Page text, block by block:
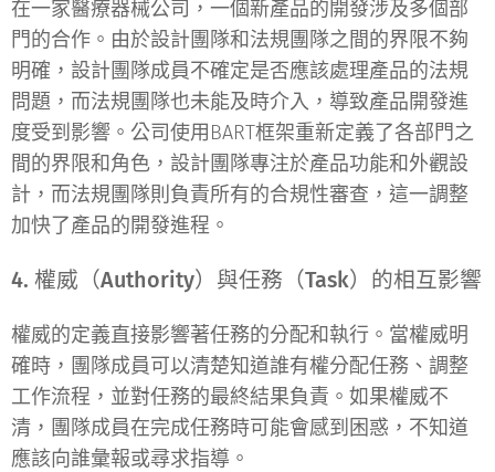
在一家醫療器械公司，一個新產品的開發涉及多個部
門的合作。由於設計團隊和法規團隊之間的界限不夠
明確，設計團隊成員不確定是否應該處理產品的法規
問題，而法規團隊也未能及時介入，導致產品開發進
度受到影響。公司使用BART框架重新定義了各部門之
間的界限和角色，設計團隊專注於產品功能和外觀設
計，而法規團隊則負責所有的合規性審查，這一調整
加快了產品的開發進程。
4. 權威（Authority）與任務（Task）的相互影響
權威的定義直接影響著任務的分配和執行。當權威明
確時，團隊成員可以清楚知道誰有權分配任務、調整
工作流程，並對任務的最終結果負責。如果權威不
清，團隊成員在完成任務時可能會感到困惑，不知道
應該向誰彙報或尋求指導。